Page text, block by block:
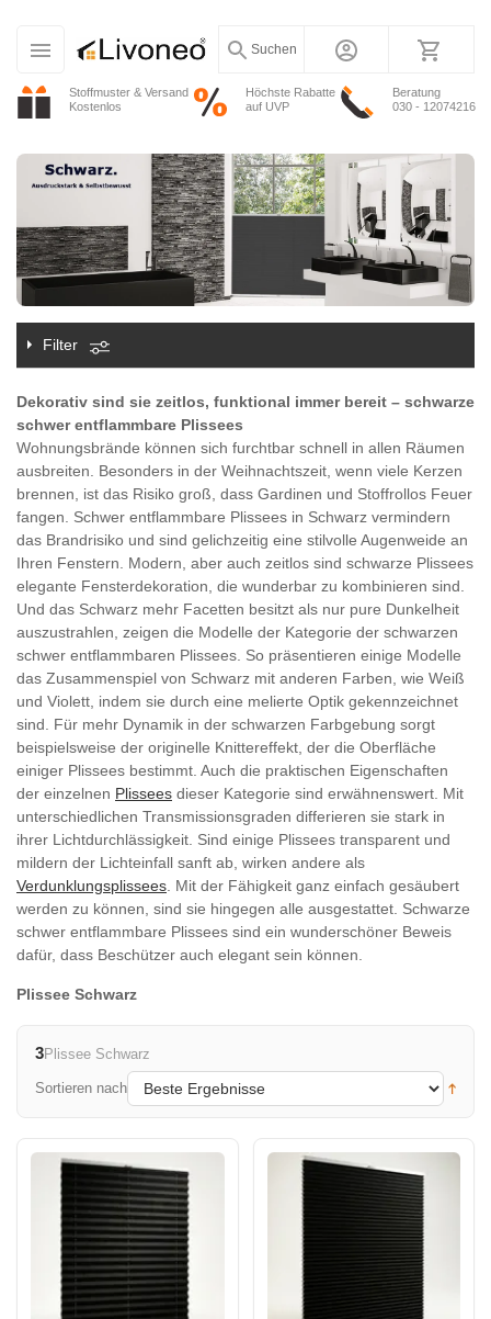
Stoffmuster & Versand
Kostenlos
Höchste Rabatte
auf UVP
Beratung
030 - 12074216
Suchen
Filter
Dekorativ sind sie zeitlos, funktional immer bereit – schwarze
schwer entflammbare Plissees
Wohnungsbrände können sich furchtbar schnell in allen Räumen
ausbreiten. Besonders in der Weihnachtszeit, wenn viele Kerzen
brennen, ist das Risiko groß, dass Gardinen und Stoffrollos Feuer
fangen. Schwer entflammbare Plissees in Schwarz vermindern
das Brandrisiko und sind gelichzeitig eine stilvolle Augenweide an
Ihren Fenstern. Modern, aber auch zeitlos sind schwarze Plissees
elegante Fensterdekoration, die wunderbar zu kombinieren sind.
Und das Schwarz mehr Facetten besitzt als nur pure Dunkelheit
auszustrahlen, zeigen die Modelle der Kategorie der schwarzen
schwer entflammbaren Plissees. So präsentieren einige Modelle
das Zusammenspiel von Schwarz mit anderen Farben, wie Weiß
und Violett, indem sie durch eine melierte Optik gekennzeichnet
sind. Für mehr Dynamik in der schwarzen Farbgebung sorgt
beispielsweise der originelle Knittereffekt, der die Oberfläche
einiger Plissees bestimmt. Auch die praktischen Eigenschaften
der einzelnen Plissees dieser Kategorie sind erwähnenswert. Mit
unterschiedlichen Transmissionsgraden differieren sie stark in
ihrer Lichtdurchlässigkeit. Sind einige Plissees transparent und
mildern der Lichteinfall sanft ab, wirken andere als
Verdunklungsplissees. Mit der Fähigkeit ganz einfach gesäubert
werden zu können, sind sie hingegen alle ausgestattet. Schwarze
schwer entflammbare Plissees sind ein wunderschöner Beweis
dafür, dass Beschützer auch elegant sein können.
Plissee Schwarz
3Plissee Schwarz
Sortieren nach